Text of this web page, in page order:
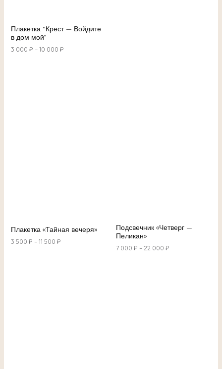
Плакетка “Крест — Войдите
в дом мой”
3 000 ₽ –10 000 ₽
Плакетка «Тайная вечеря»
3 500 ₽ –11 500 ₽
Подсвечник «Четверг —
Пеликан»
7 000 ₽ –22 000 ₽